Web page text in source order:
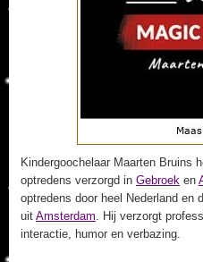
Kindergoochelaar Maarten Bruins
optredens verzorgd in Gebroek en
optredens door heel Nederland en
uit Amsterdam. Hij verzorgt
interactie, humor en verbazing.